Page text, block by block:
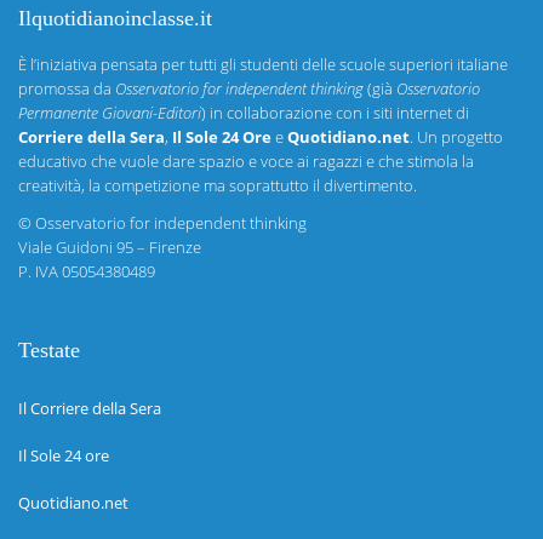
Ilquotidianoinclasse.it
È l’iniziativa pensata per tutti gli studenti delle scuole superiori italiane
promossa da Osservatorio for independent thinking(già Osservatorio
Permanente Giovani-Editori) in collaborazione con i siti internet di
Corriere della Sera, Il Sole 24 OreeQuotidiano.net. Un progetto
educativo che vuole dare spazio e voce ai ragazzi e che stimola la
creatività, la competizione ma soprattutto il divertimento.
©Osservatorio for independent thinking
Viale Guidoni 95 – Firenze
P. IVA 05054380489
Testate
Il Corriere della Sera
Il Sole 24 ore
Quotidiano.net